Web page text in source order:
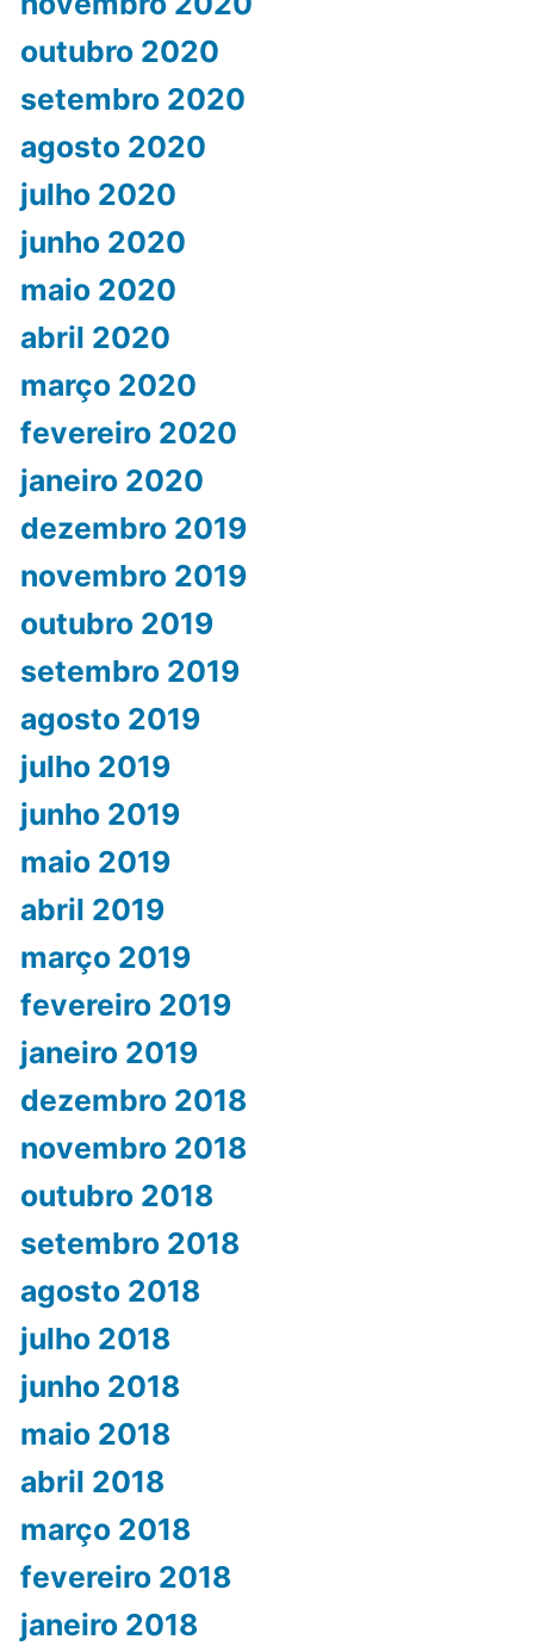
outubro 2020
setembro 2020
agosto 2020
julho 2020
junho 2020
maio 2020
abril 2020
março 2020
fevereiro 2020
janeiro 2020
dezembro 2019
novembro 2019
outubro 2019
setembro 2019
agosto 2019
julho 2019
junho 2019
maio 2019
abril 2019
março 2019
fevereiro 2019
janeiro 2019
dezembro 2018
novembro 2018
outubro 2018
setembro 2018
agosto 2018
julho 2018
junho 2018
maio 2018
abril 2018
março 2018
fevereiro 2018
janeiro 2018